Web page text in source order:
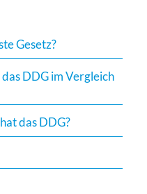
Gesetz?
DDG im Vergleich
das DDG?